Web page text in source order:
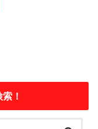
！